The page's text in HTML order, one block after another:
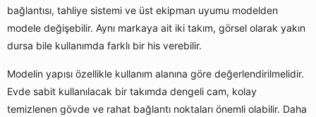
bağlantısı, tahliye sistemi ve üst ekipman uyumu modelden
modele değişebilir. Aynı markaya ait iki takım, görsel olarak yakın
dursa bile kullanımda farklı bir his verebilir.
Modelin yapısı özellikle kullanım alanına göre değerlendirilmelidir.
Evde sabit kullanılacak bir takımda dengeli cam, kolay
temizlenen gövde ve rahat bağlantı noktaları önemli olabilir. Daha